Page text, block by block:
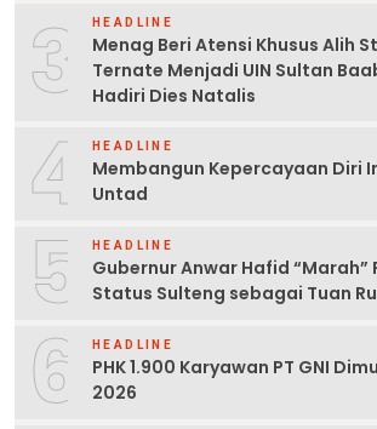
3 HEADLINE
Menag Beri Atensi Khusus Alih
Ternate Menjadi UIN Sultan
Hadiri Dies Natalis
4 HEADLINE
Membangun Kepercayaan Diri
Untad
5 HEADLINE
Gubernur Anwar Hafid
Status Sulteng sebagai Tuan
6 HEADLINE
PHK 1.900 Karyawan PT GNI
2026